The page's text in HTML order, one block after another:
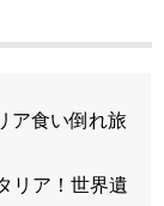
ア食い倒れ旅
リア！世界遺